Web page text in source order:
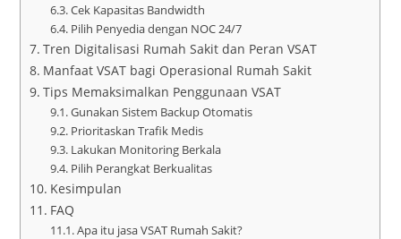
Cek Kapasitas Bandwidth
Pilih Penyedia dengan NOC 24/7
Tren Digitalisasi Rumah Sakit dan Peran VSAT
Manfaat VSAT bagi Operasional Rumah Sakit
Tips Memaksimalkan Penggunaan VSAT
Gunakan Sistem Backup Otomatis
Prioritaskan Trafik Medis
Lakukan Monitoring Berkala
Pilih Perangkat Berkualitas
Kesimpulan
FAQ
Apa itu jasa VSAT Rumah Sakit?